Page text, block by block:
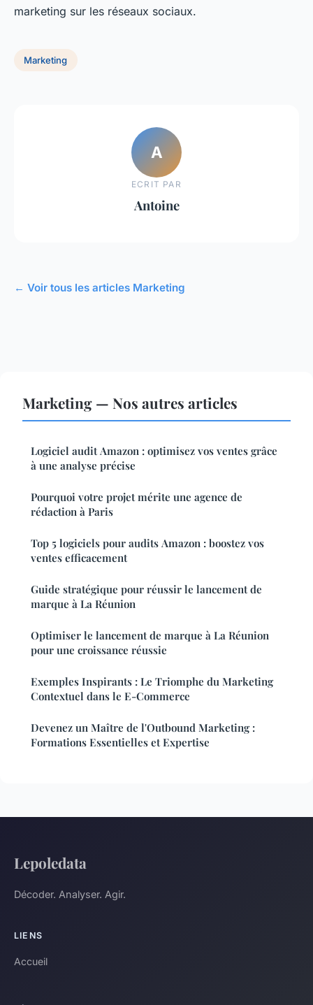
marketing sur les réseaux sociaux.
Marketing
A
ECRIT PAR
Antoine
← Voir tous les articles Marketing
Marketing — Nos autres articles
Logiciel audit Amazon : optimisez vos ventes grâce
à une analyse précise
Pourquoi votre projet mérite une agence de
rédaction à Paris
Top 5 logiciels pour audits Amazon : boostez vos
ventes efficacement
Guide stratégique pour réussir le lancement de
marque à La Réunion
Optimiser le lancement de marque à La Réunion
pour une croissance réussie
Exemples Inspirants : Le Triomphe du Marketing
Contextuel dans le E-Commerce
Devenez un Maître de l'Outbound Marketing :
Formations Essentielles et Expertise
Lepoledata
Décoder. Analyser. Agir.
LIENS
Accueil